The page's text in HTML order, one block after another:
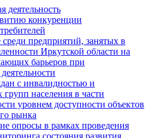
деятельность
конкуренции
предприятий, занятых в
Иркутской области на
барьеров при
с инвалидностью и
населения в части
уровнем доступности объектов
рынка
опросы в рамках проведения
состояния развития